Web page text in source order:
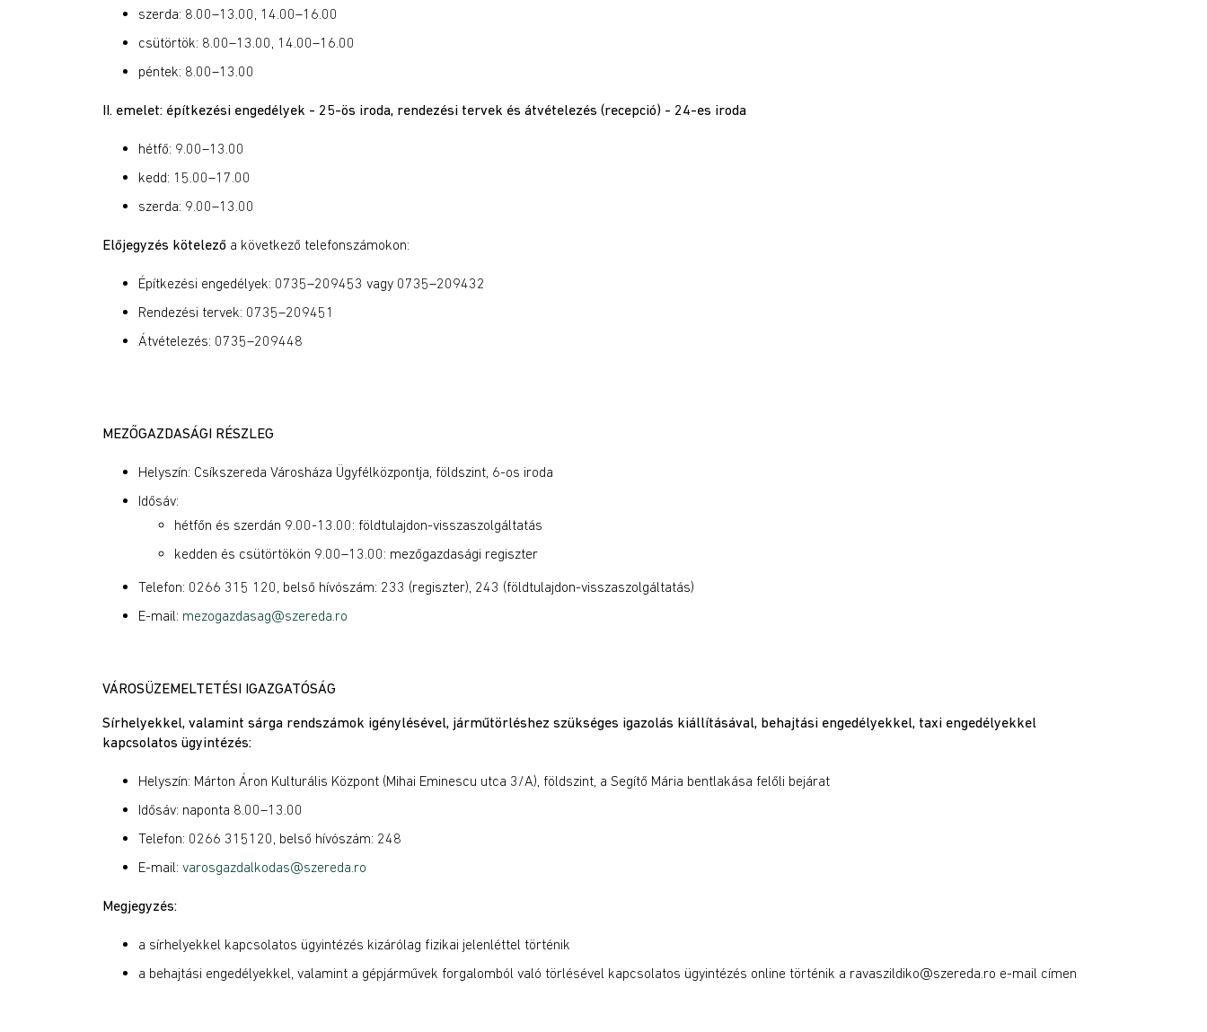
szerda: 8.00–13.00, 14.00–16.00
csütörtök: 8.00–13.00, 14.00–16.00
péntek: 8.00–13.00
II. emelet: építkezési engedélyek - 25-ös iroda, rendezési tervek és átvételezés (recepció) - 24-es iroda
hétfő: 9.00–13.00
kedd: 15.00–17.00
szerda: 9.00–13.00
Előjegyzés kötelező a következő telefonszámokon:
Építkezési engedélyek: 0735–209453 vagy 0735–209432
Rendezési tervek: 0735–209451
Átvételezés: 0735–209448
MEZŐGAZDASÁGI RÉSZLEG
Helyszín: Csíkszereda Városháza Ügyfélközpontja, földszint, 6-os iroda
Idősáv:
hétfőn és szerdán 9.00-13.00: földtulajdon-visszaszolgáltatás
kedden és csütörtökön 9.00–13.00: mezőgazdasági regiszter
Telefon: 0266 315 120, belső hívószám: 233 (regiszter), 243 (földtulajdon-visszaszolgáltatás)
E-mail: mezogazdasag@szereda.ro
VÁROSÜZEMELTETÉSI IGAZGATÓSÁG
Sírhelyekkel, valamint sárga rendszámok igénylésével, járműtörléshez szükséges igazolás kiállításával, behajtási engedélyekkel, taxi engedélyekkel
kapcsolatos ügyintézés:
Helyszín: Márton Áron Kulturális Központ (Mihai Eminescu utca 3/A), földszint, a Segítő Mária bentlakása felőli bejárat
Idősáv: naponta 8.00–13.00
Telefon: 0266 315120, belső hívószám: 248
E-mail: varosgazdalkodas@szereda.ro
Megjegyzés:
a sírhelyekkel kapcsolatos ügyintézés kizárólag fizikai jelenléttel történik
a behajtási engedélyekkel, valamint a gépjárművek forgalomból való törlésével kapcsolatos ügyintézés online történik a ravaszildiko@szereda.ro e-mail címen